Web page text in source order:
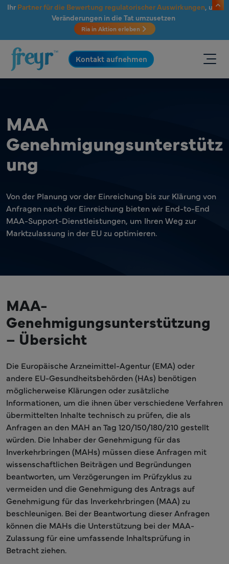
Zum Hauptinhalt springen
Ihr Partner für die Bewertung regulatorischer Auswirkungen, um
Veränderungen in die Tat umzusetzen
Ria in Aktion erleben
.
Kontakt aufnehmen
MAA
Genehmigungsunterstütz
ung
Von der Planung vor der Einreichung bis zur Klärung von
Anfragen nach der Einreichung bieten wir End-to-End
MAA-Support-Dienstleistungen, um Ihren Weg zur
Marktzulassung in der EU zu optimieren.
MAA-
Genehmigungsunterstützung
– Übersicht
Die Europäische Arzneimittel-Agentur (EMA) oder
andere EU-Gesundheitsbehörden (HAs) benötigen
möglicherweise Klärungen oder zusätzliche
Informationen, um die ihnen über verschiedene Verfahren
übermittelten Inhalte technisch zu prüfen, die als
Anfragen an den MAH an Tag 120/150/180/210 gestellt
würden. Die Inhaber der Genehmigung für das
Inverkehrbringen (MAHs) müssen diese Anfragen mit
wissenschaftlichen Beiträgen und Begründungen
beantworten, um Verzögerungen im Prüfzyklus zu
vermeiden und die Genehmigung des Antrags auf
Genehmigung für das Inverkehrbringen (MAA) zu
beschleunigen. Bei der Beantwortung dieser Anfragen
können die MAHs die Unterstützung bei der MAA-
Zulassung für eine umfassende Inhaltsprüfung in
Betracht ziehen.